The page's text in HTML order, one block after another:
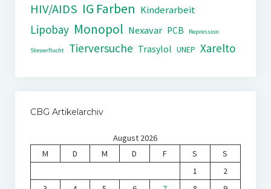
HIV/AIDS IG Farben Kinderarbeit
Lipobay Monopol Nexavar PCB Repression
Steuerflucht Tierversuche Trasylol UNEP Xarelto
CBG Artikelarchiv
August 2026
M
D M D F S
S
1
2